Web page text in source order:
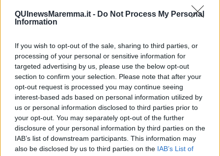
QUInewsMaremma.it - Do Not Process My Personal
Information
If you wish to opt-out of the sale, sharing to third parties, or
processing of your personal or sensitive information for
targeted advertising by us, please use the below opt-out
section to confirm your selection. Please note that after your
opt-out request is processed you may continue seeing
interest-based ads based on personal information utilized by
us or personal information disclosed to third parties prior to
your opt-out. You may separately opt-out of the further
disclosure of your personal information by third parties on the
IAB’s list of downstream participants. This information may
also be disclosed by us to third parties on the IAB’s List of
E se le cose non vanno come vorresti?
​Chi sono i genitori elicottero
Quando il diritto alla disconnessione non viene accolto
​L’importanza della comunicazione in famiglia
​Il diritto ad essere disconnessi
​Il pensiero dicotomico e la salute mentale
​Consigli di lettura per genitori e non solo
​La Clownterapia
​Differenze tra persone frustrate e non
L’invisibile fatica mentale
Vacanze a km zero
​Buone Vacan(si)e!
​Il lato positivo delle cose
​Storie antiche di tempi moderni